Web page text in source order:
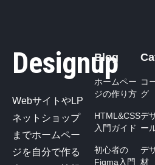
Designup
WebサイトやLP
ネットショップ
までホームペー
ジを自分で作る
Blog
ホームペー
ジの作り方
HTML&CSS
入門ガイド
初心者の
Figma入門
コ
グ
デ
ー
デ
材